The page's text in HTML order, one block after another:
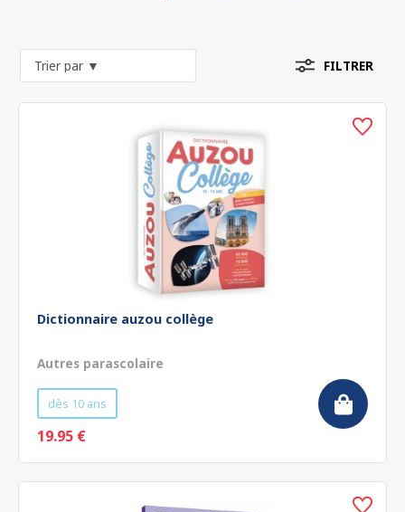
FILTRER
Dictionnaire auzou collège
Autres parascolaire
dès 10 ans
19.95 €